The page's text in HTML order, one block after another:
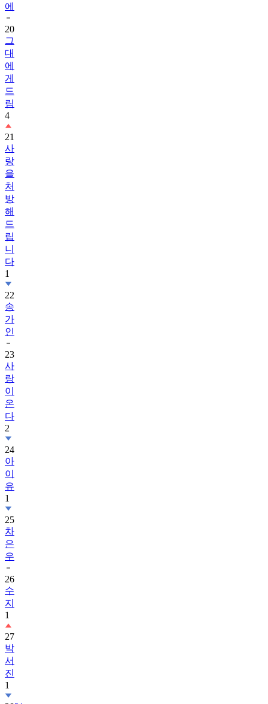
에
20
그
대
에
게
드
림
4
21
사
랑
을
처
방
해
드
립
니
다
1
22
송
가
인
23
사
랑
이
온
다
2
24
아
이
유
1
25
차
은
우
26
수
지
1
27
박
서
진
1